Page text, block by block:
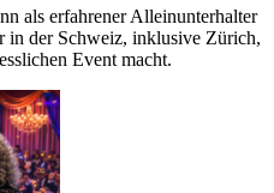
als erfahrener Alleinunterhalter
in der Schweiz, inklusive Zürich,
Event macht.